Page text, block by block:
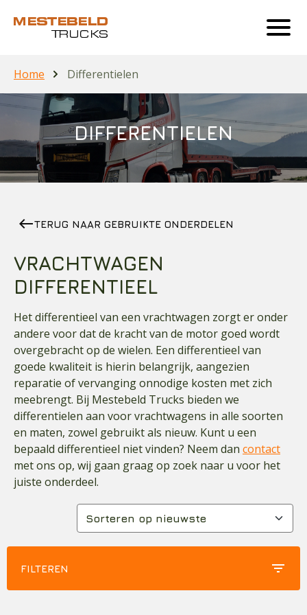
Home Differentielen
DIFFERENTIELEN
westTERUG NAAR GEBRUIKTE ONDERDELEN
VRACHTWAGEN
DIFFERENTIEEL
Het differentieel van een vrachtwagen zorgt er onder
andere voor dat de kracht van de motor goed wordt
overgebracht op de wielen. Een differentieel van
goede kwaliteit is hierin belangrijk, aangezien
reparatie of vervanging onnodige kosten met zich
meebrengt. Bij Mestebeld Trucks bieden we
differentielen aan voor vrachtwagens in alle soorten
en maten, zowel gebruikt als nieuw. Kunt u een
bepaald differentieel niet vinden? Neem dan contact
met ons op, wij gaan graag op zoek naar u voor het
juiste onderdeel.
FILTEREN filter_list